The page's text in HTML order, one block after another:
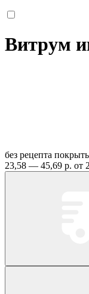
Витрум
без рецепта
23,58 — 45,69 р. от